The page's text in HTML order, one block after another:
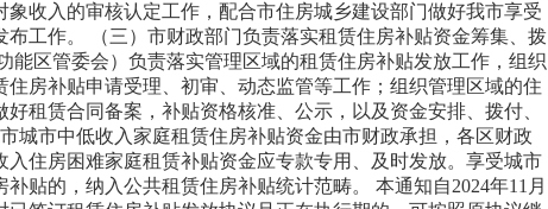
象收入的审核认定工作，配合市住房城乡建设部门做好我市享受
工作。 （三）市财政部门负责落实租赁住房补贴资金筹集、拨
能区管委会）负责落实管理区域的租赁住房补贴发放工作，组织
房补贴申请受理、初审、动态监管等工作；组织管理区域的住
租赁合同备案，补贴资格核准、公示，以及资金安排、拨付、
城市中低收入家庭租赁住房补贴资金由市财政承担，各区财政
入住房困难家庭租赁补贴资金应专款专用、及时发放。享受城市
贴的，纳入公共租赁住房补贴统计范畴。 本通知自2024年11月